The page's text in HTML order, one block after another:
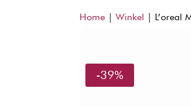
Home |Winkel | L’oreal
-39%